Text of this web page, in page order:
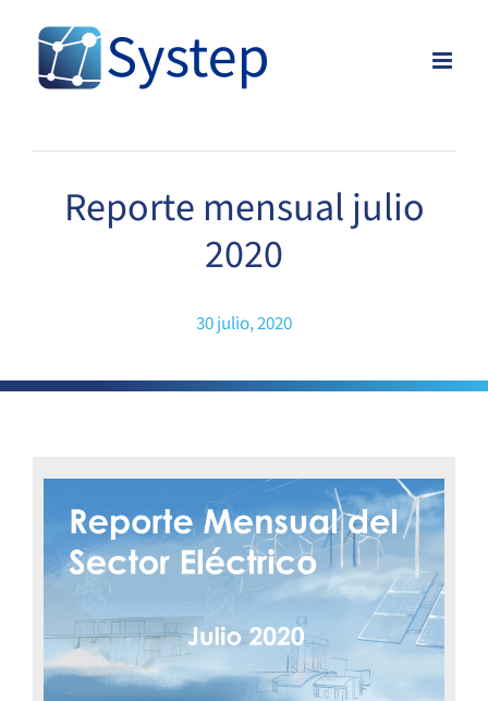
content
Reporte mensual julio
2020
30 julio, 2020